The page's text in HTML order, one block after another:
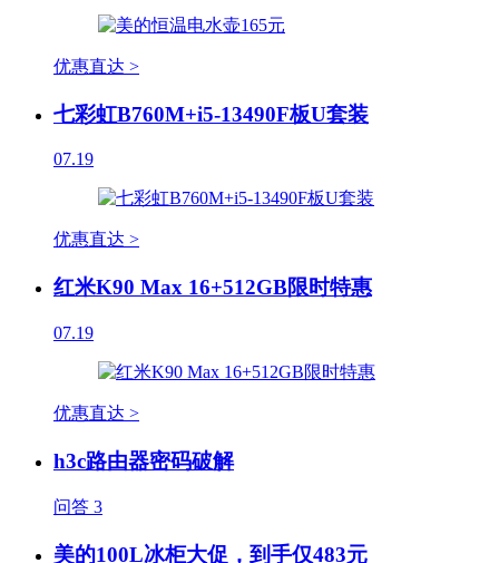
优惠直达 >
七彩虹B760M+i5-13490F板U套装
07.19
优惠直达 >
红米K90 Max 16+512GB限时特惠
07.19
优惠直达 >
h3c路由器密码破解
问答 3
美的100L冰柜大促，到手仅483元